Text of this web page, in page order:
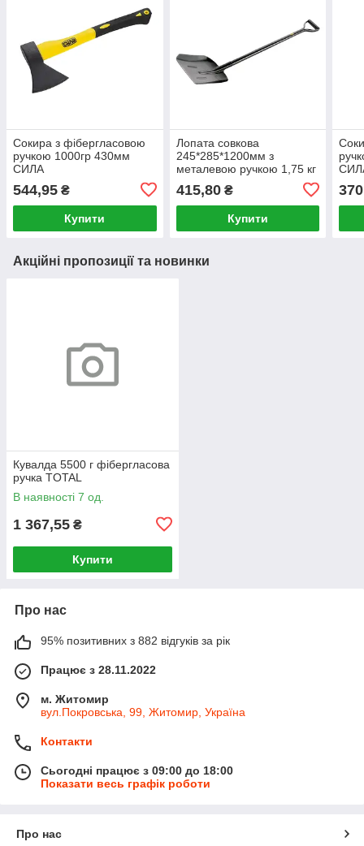
Сокира з фібергласовою
ручкою 1000гр 430мм
СИЛА
544,95 ₴
Купити
Лопата совкова
245*285*1200мм з
металевою ручкою 1,75 кг
415,80₴
Купити
Акційні пропозиції та новинки
Кувалда 5500 г фібергласова
ручка TOTAL
В наявності 7 од.
1 367,55 ₴
Купити
Про нас
95% позитивних з 882 відгуків за рік
Працює з 28.11.2022
м. Житомир
вул.Покровська, 99, Житомир, Україна
Контакти
Сьогодні працює з 09:00 до 18:00
Показати весь графік роботи
Про нас